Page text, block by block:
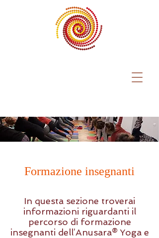
Formazione insegnanti
In questa sezione troverai
informazioni riguardanti il
percorso di formazione
insegnanti dell’Anusara® Yoga e